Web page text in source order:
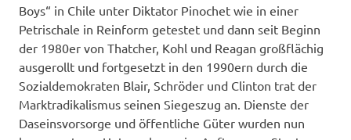
Boys“ in Chile unter Diktator Pinochet wie in einer
Petrischale in Reinform getestet und dann seit Beginn
der 1980er von Thatcher, Kohl und Reagan großflächig
ausgerollt und fortgesetzt in den 1990ern durch die
Sozialdemokraten Blair, Schröder und Clinton trat der
Marktradikalismus seinen Siegeszug an. Dienste der
Daseinsvorsorge und öffentliche Güter wurden nun